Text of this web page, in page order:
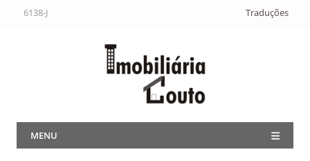
6138-J Traduções
MENU